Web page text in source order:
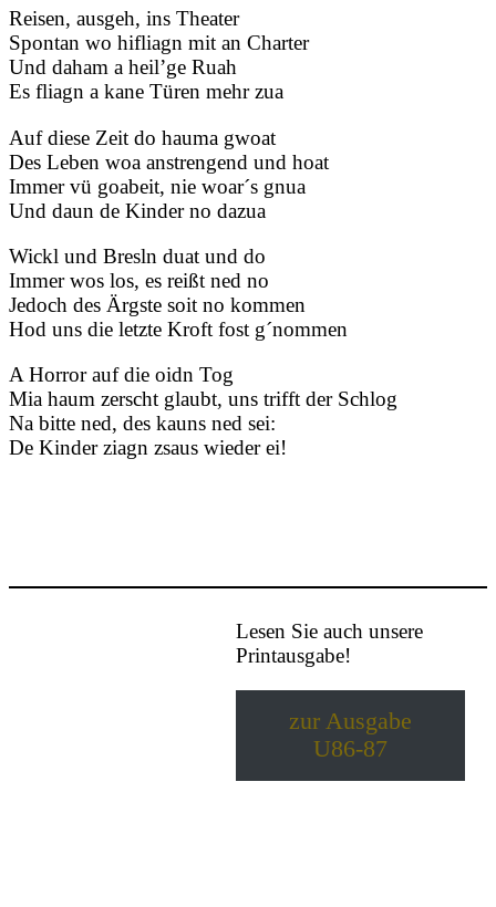
Reisen, ausgeh, ins Theater
Spontan wo hifliagn mit an Charter
Und daham a heil’ge Ruah
Es fliagn a kane Türen mehr zua
Auf diese Zeit do hauma gwoat
Des Leben woa anstrengend und hoat
Immer vü goabeit, nie woar´s gnua
Und daun de Kinder no dazua
Wickl und Bresln duat und do
Immer wos los, es reißt ned no
Jedoch des Ärgste soit no kommen
Hod uns die letzte Kroft fost g´nommen
A Horror auf die oidn Tog
Mia haum zerscht glaubt, uns trifft der Schlog
Na bitte ned, des kauns ned sei:
De Kinder ziagn zsaus wieder ei!
Lesen Sie auch unsere
Printausgabe!
zur Ausgabe
U86-87